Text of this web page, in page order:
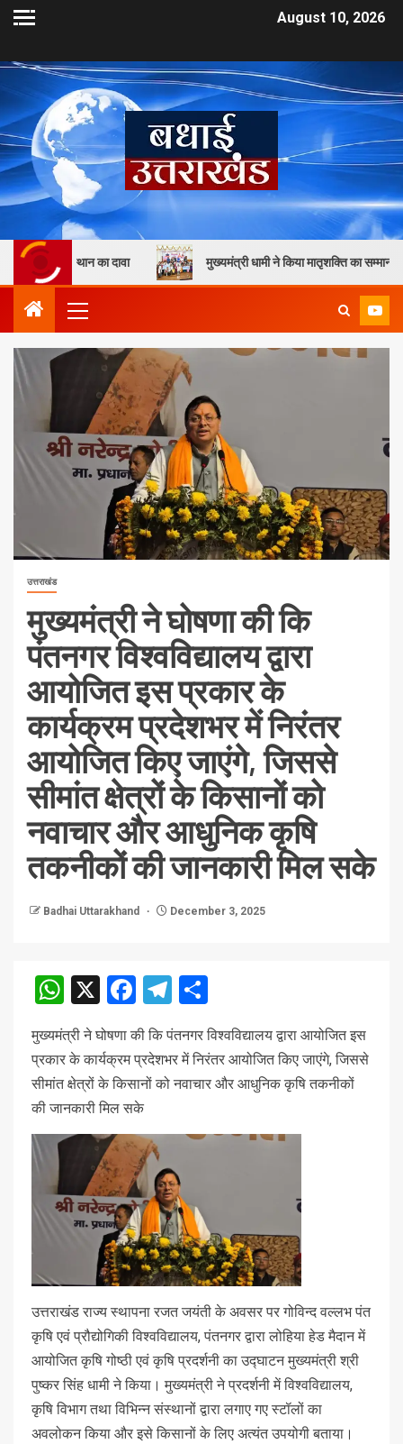
August 10, 2026
दावा मुख्यमंत्री धामी ने किया मातृशक्ति का सम्मान, 13 महिलाओं और
उत्तराखंड
मुख्यमंत्री ने घोषणा की कि
पंतनगर विश्वविद्यालय द्वारा
आयोजित इस प्रकार के
कार्यक्रम प्रदेशभर में निरंतर
आयोजित किए जाएंगे, जिससे
सीमांत क्षेत्रों के किसानों को
नवाचार और आधुनिक कृषि
तकनीकों की जानकारी मिल सके
Badhai Uttarakhand December 3, 2025
WhatsApp
X Facebook
Telegram
मुख्यमंत्री ने घोषणा की कि पंतनगर विश्वविद्यालय द्वारा आयोजित इस
प्रकार के कार्यक्रम प्रदेशभर में निरंतर आयोजित किए जाएंगे, जिससे
सीमांत क्षेत्रों के किसानों को नवाचार और आधुनिक कृषि तकनीकों
की जानकारी मिल सके
उत्तराखंड राज्य स्थापना रजत जयंती के अवसर पर गोविन्द वल्लभ पंत
कृषि एवं प्रौद्योगिकी विश्वविद्यालय, पंतनगर द्वारा लोहिया हेड मैदान में
आयोजित कृषि गोष्ठी एवं कृषि प्रदर्शनी का उद्घाटन मुख्यमंत्री श्री
पुष्कर सिंह धामी ने किया। मुख्यमंत्री ने प्रदर्शनी में विश्वविद्यालय,
कृषि विभाग तथा विभिन्न संस्थानों द्वारा लगाए गए स्टॉलों का
अवलोकन किया और इसे किसानों के लिए अत्यंत उपयोगी बताया।